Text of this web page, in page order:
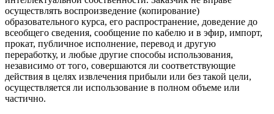
осуществлять воспроизведение (копирование)
образовательного курса, его распространение, доведение до
всеобщего сведения, сообщение по кабелю и в эфир, импорт,
прокат, публичное исполнение, перевод и другую
переработку, и любые другие способы использования,
независимо от того, совершаются ли соответствующие
действия в целях извлечения прибыли или без такой цели,
осуществляется ли использование в полном объеме или
частично.